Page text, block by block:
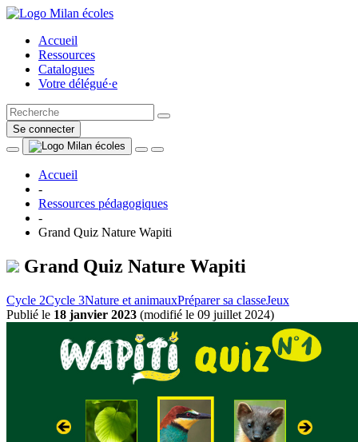
Accueil
Ressources
Catalogues
Votre délégué·e
Se connecter
Accueil
-
Ressources pédagogiques
-
Grand Quiz Nature Wapiti
Grand Quiz Nature Wapiti
Cycle 2Cycle 3Nature et animauxPréparer sa classeJeux
Publié le 18 janvier 2023 (modifié le 09 juillet 2024)